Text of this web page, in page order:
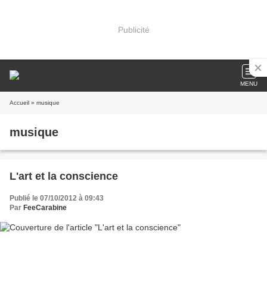
Publicité
MENU
Accueil » musique
musique
L'art et la conscience
Publié le 07/10/2012 à 09:43
Par FeeCarabine